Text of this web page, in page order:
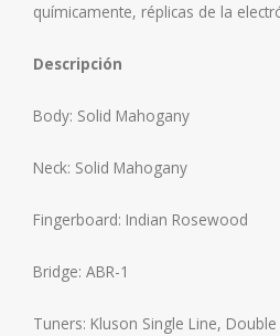
químicamente, réplicas de la
Descripción
Body: Solid Mahogany
Neck: Solid Mahogany
Fingerboard: Indian Rosewood
Bridge: ABR-1
Tuners: Kluson Single Line, Double